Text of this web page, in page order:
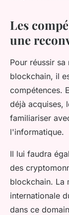
Les
une
Pour réussir
blockchain, il
compétences.
déjà acquises,
familiariser
l'informatique.
Il lui faudra
des
blockchain. La
internationale
dans ce